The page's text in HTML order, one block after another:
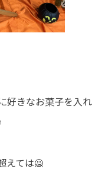
好きなお菓子を入れ
えては🙅